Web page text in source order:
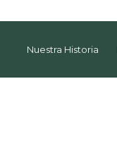
Nuestra Historia